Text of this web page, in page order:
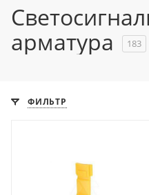
арматура
183
ФИЛЬТР
Срок поставки под